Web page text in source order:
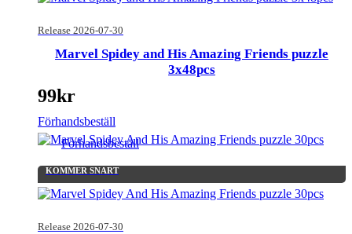
Release 2026-07-30
Marvel Spidey and His Amazing Friends puzzle
3x48pcs
99kr
Förhandsbeställ
KOMMER SNART
Release 2026-07-30
Förhandsbeställ